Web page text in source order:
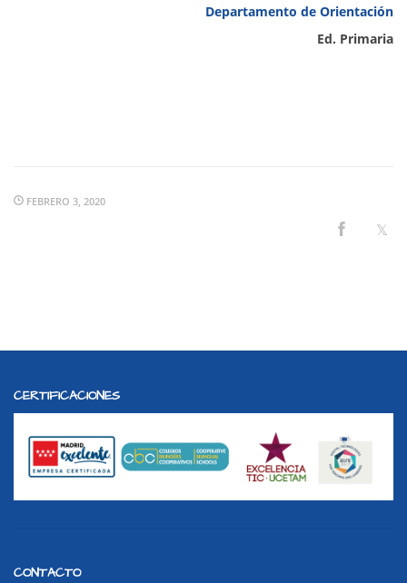
Departamento de Orientación
Ed. Primaria
FEBRERO 3, 2020
CERTIFICACIONES
CONTACTO